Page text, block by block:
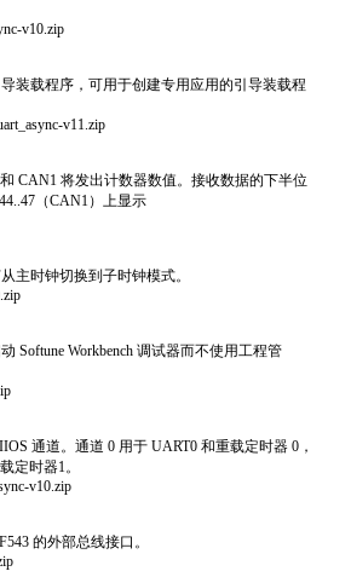
v10.zip
载程序，可用于创建专用应用的引导装载程
v11.zip
将发出计数器数值。接收数据的下半位
（CAN1）上显示
时钟切换到子时钟模式。
Workbench 调试器而不使用工程管
道。通道 0 用于 UART0 和重载定时器 0，
定时器1。
v10.zip
的外部总线接口。